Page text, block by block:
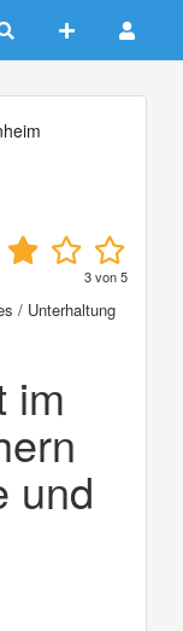
3von5
/ Unterhaltung
im
und